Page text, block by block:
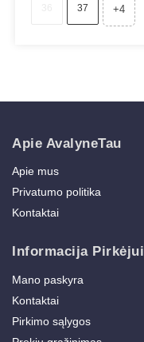
37 +4
Apie AvalyneTau
Apie mus
Privatumo politika
Kontaktai
Informacija Pirkėjui
Mano paskyra
Kontaktai
Pirkimo sąlygos